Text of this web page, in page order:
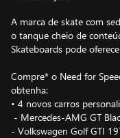
A marca de skate com
o tanque cheio de
Skateboards pode
Compre* o Need for
obtenha:
• 4 novos carros
- Mercedes-AMG GT
- Volkswagen Golf GTI